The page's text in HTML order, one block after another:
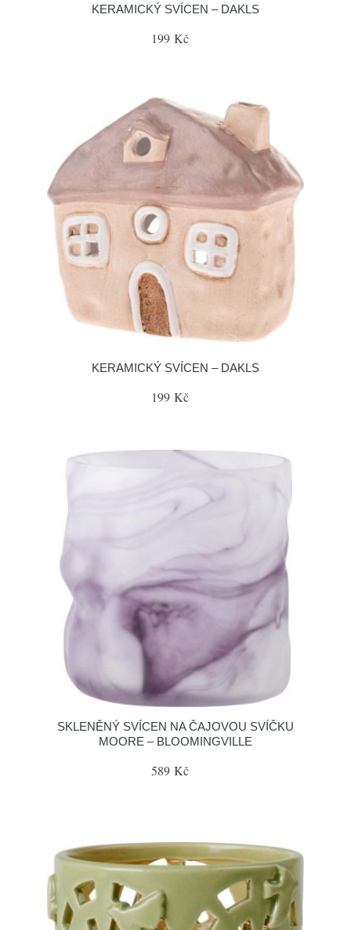
KERAMICKÝ SVÍCEN – DAKLS
199 Kč
KERAMICKÝ SVÍCEN – DAKLS
199 Kč
SKLENĚNÝ SVÍCEN NA ČAJOVOU SVÍČKU
MOORE – BLOOMINGVILLE
589 Kč